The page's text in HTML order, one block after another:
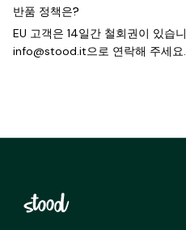
반품 정책은?
EU 고객은 14일간 철회권이 있습
info@stood.it으로 연락해 주세요